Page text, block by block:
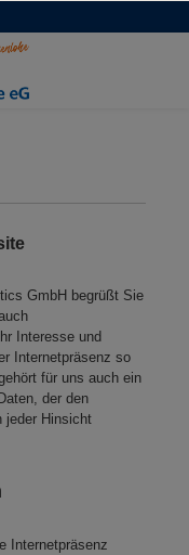
GmbH begrüßt Sie
Interesse und
Internetpräsenz so
für uns auch ein
der den
jeder Hinsicht
Internetpräsenz